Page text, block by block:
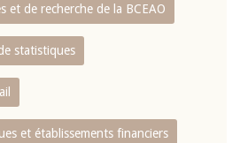
et de recherche de la BCEAO
statistiques
et établissements financiers